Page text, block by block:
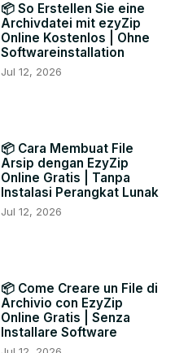
📦 So Erstellen Sie eine
Archivdatei mit ezyZip
Online Kostenlos | Ohne
Softwareinstallation
Jul 12, 2026
📦 Cara Membuat File
Arsip dengan EzyZip
Online Gratis | Tanpa
Instalasi Perangkat Lunak
Jul 12, 2026
📦 Come Creare un File di
Archivio con EzyZip
Online Gratis | Senza
Installare Software